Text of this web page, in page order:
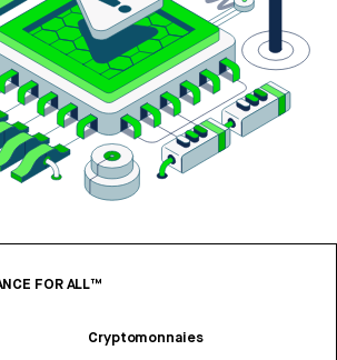
FOR ALL™
Cryptomonnaies